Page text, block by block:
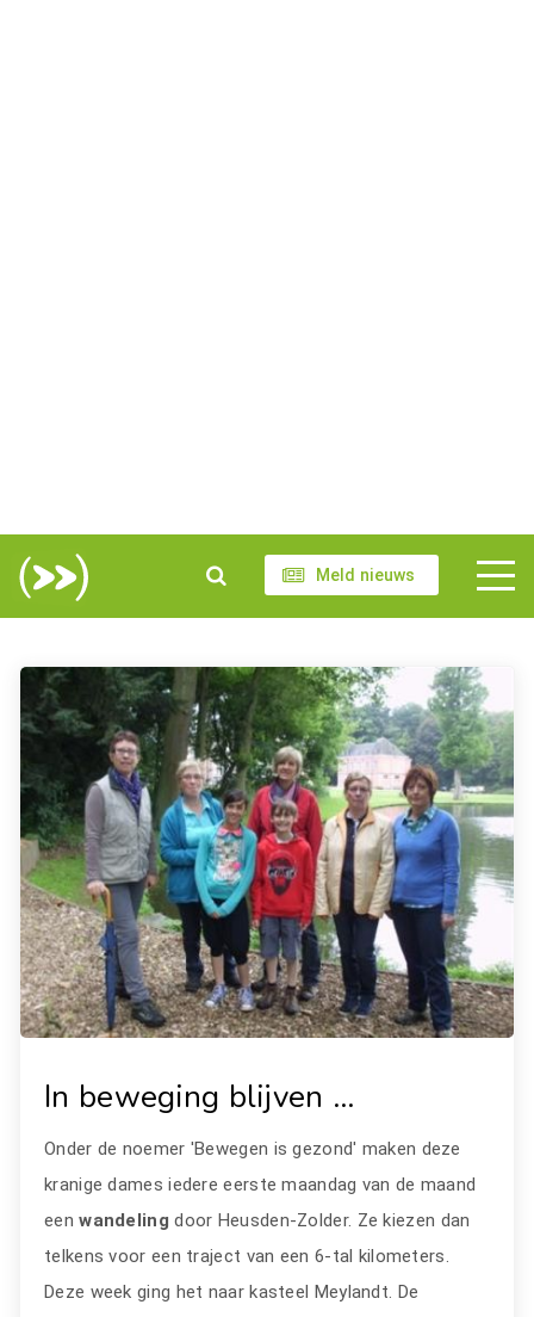
Meld nieuws
In beweging blijven ...
Onder de noemer 'Bewegen is gezond' maken deze
kranige dames iedere eerste maandag van de maand
eenwandelingdoor Heusden-Zolder. Ze kiezen dan
telkens voor een traject van een 6-tal kilometers.
Deze week ging het naar kasteel Meylandt. De